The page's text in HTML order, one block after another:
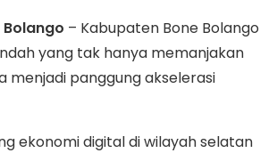
Bolango – Kabupaten Bone Bolango
yang tak hanya memanjakan
menjadi panggung akselerasi
ekonomi digital di wilayah selatan